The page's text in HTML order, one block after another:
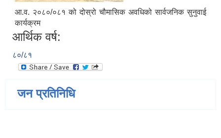
आ.व. २०८०/०८१ को दोस्रो चौमासिक अवधिको सार्वजनिक सुनुवाई
कार्यक्रम
आर्थिक वर्ष:
८०/८१
जन प्रतिनिधि